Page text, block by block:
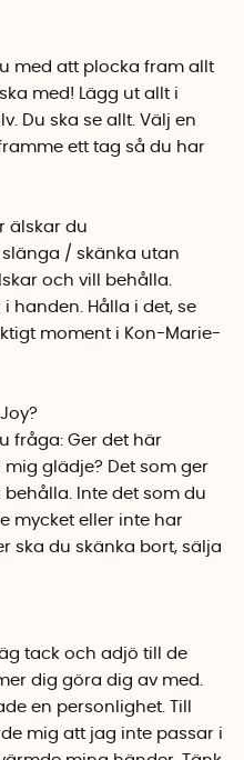
med att plocka fram allt
med! Lägg ut allt i
Du ska se allt. Välj en
ett tag så du har
älskar du
slänga / skänka utan
och vill behålla.
handen. Hålla i det, se
moment i Kon-Marie-
fråga: Ger det här
glädje? Det som ger
Inte det som du
mycket eller inte har
ska du skänka bort, sälja
tack och adjö till de
dig göra dig av med.
en personlighet. Till
mig att jag inte passar i